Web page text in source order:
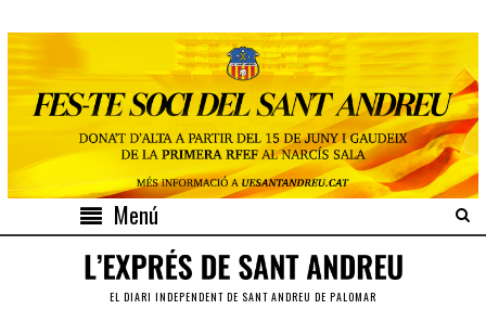
Menú
EL DIARI INDEPENDENT DE SANT ANDREU DE PALOMAR